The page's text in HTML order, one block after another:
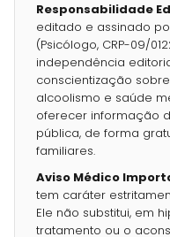
Responsabilidade
editado e assinado
(Psicólogo, CRP-09/
independência
conscientização
alcoolismo e saúde
oferecer informação
pública, de forma
familiares.
Aviso Médico
tem caráter
Ele não substitui, em
tratamento ou o